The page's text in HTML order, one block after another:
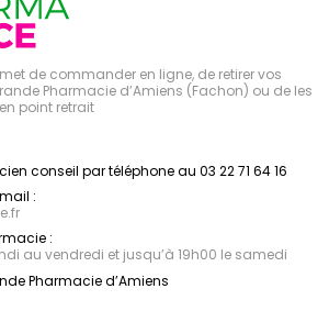
de commander en ligne, de retirer vos
Pharmacie d’Amiens (Fachon) ou de les
point retrait
conseil par téléphone au 03 22 71 64 16
:
:
au vendredi et jusqu’à 19h00 le samedi
Pharmacie d’Amiens